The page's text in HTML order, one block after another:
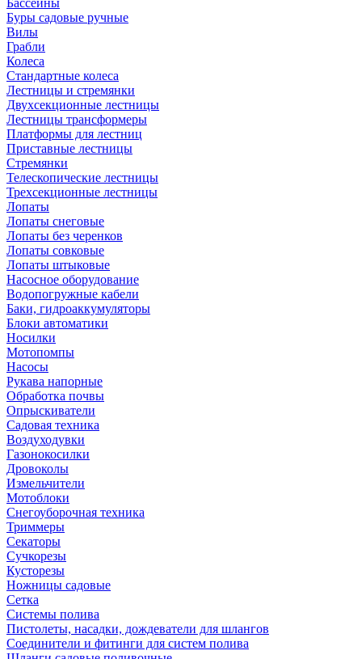
Бассейны
Буры садовые ручные
Вилы
Грабли
Колеса
Стандартные колеса
Лестницы и стремянки
Двухсекционные лестницы
Лестницы трансформеры
Платформы для лестниц
Приставные лестницы
Стремянки
Телескопические лестницы
Трехсекционные лестницы
Лопаты
Лопаты снеговые
Лопаты без черенков
Лопаты совковые
Лопаты штыковые
Насосное оборудование
Водопогружные кабели
Баки, гидроаккумуляторы
Блоки автоматики
Носилки
Мотопомпы
Насосы
Рукава напорные
Обработка почвы
Опрыскиватели
Садовая техника
Воздуходувки
Газонокосилки
Дровоколы
Измельчители
Мотоблоки
Снегоуборочная техника
Триммеры
Секаторы
Сучкорезы
Кусторезы
Ножницы садовые
Сетка
Системы полива
Пистолеты, насадки, дождеватели для шлангов
Соединители и фитинги для систем полива